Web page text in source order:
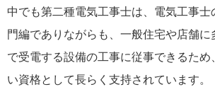
中でも第二種電気工事士は、電気工事士
門編でありながらも、一般住宅や店舗
で受電する設備の工事に従事できるため
い資格として長らく支持されています。